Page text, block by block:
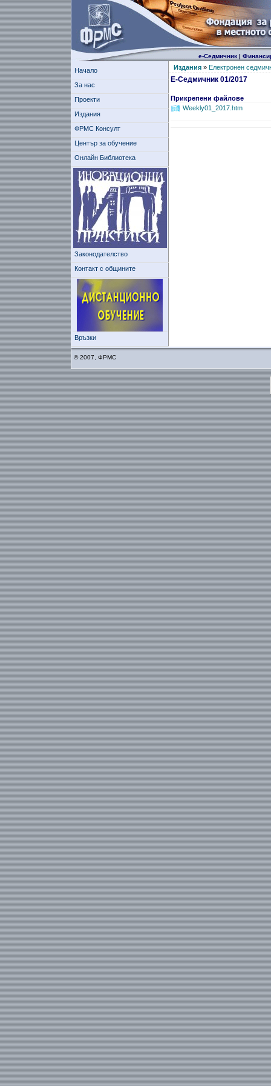
е-Седмичник|
Начало
За нас
Проекти
Издания
ФРМС Консулт
Център за обучение
Онлайн Библиотека
Законодателство
Контакт с общините
Връзки
Издания» Електронен
Е-Седмичник 01/2017
Прикрепени файлове
Weekly01_2017.htm
© 2007, ФРМС